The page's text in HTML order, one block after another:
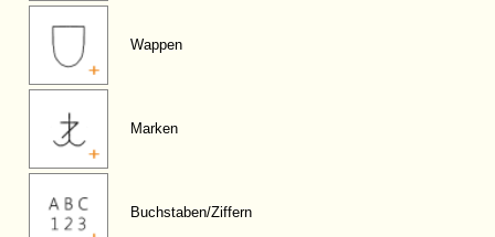
Wappen
Marken
Buchstaben/Ziffern